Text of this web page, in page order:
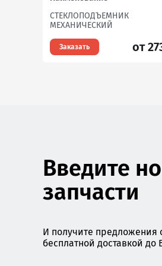
СТЕКЛОПОДЪЕМНИК
МЕХАНИЧЕСКИЙ
Заказать от
Введите
запчасти
И получите предложения
бесплатной доставкой до